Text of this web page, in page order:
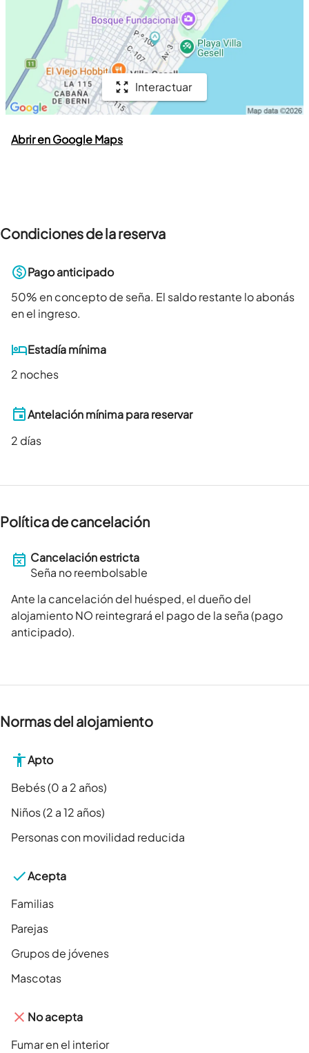
Interactuar
Abrir en Google Maps
Condiciones de la reserva
Pago anticipado
50% en concepto de seña. El saldo restante lo abonás
en el ingreso.
Estadía mínima
2 noches
Antelación mínima para reservar
2 días
Política de cancelación
Cancelación estricta
Seña no reembolsable
Ante la cancelación del huésped, el dueño del
alojamiento NO reintegrará el pago de la seña (pago
anticipado).
Normas del alojamiento
Apto
Bebés (0 a 2 años)
Niños (2 a 12 años)
Personas con movilidad reducida
Acepta
Familias
Parejas
Grupos de jóvenes
Mascotas
No acepta
Fumar en el interior